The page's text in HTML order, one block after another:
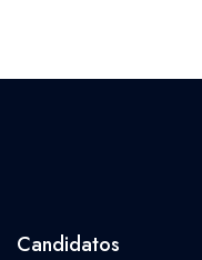
Candidatos